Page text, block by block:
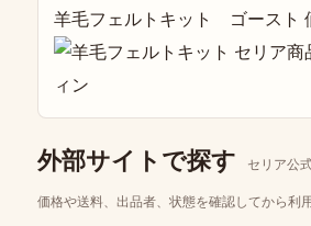
羊毛フェルトキット ゴースト
外部サイトで探す セリア公
価格や送料、出品者、状態を確認してから利